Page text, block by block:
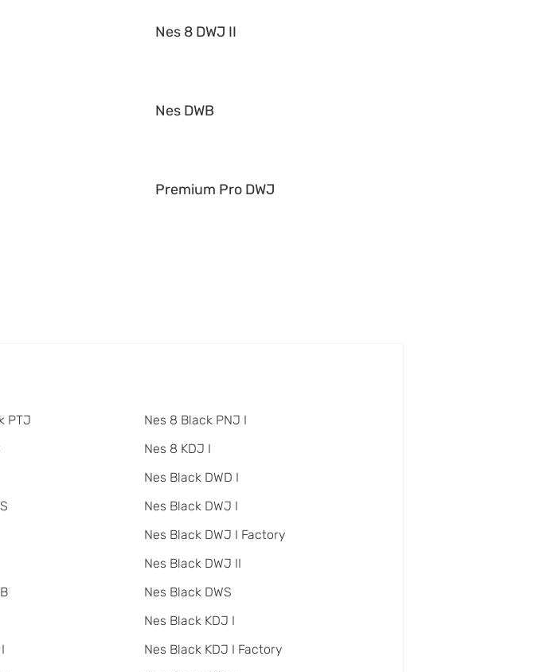
Nes 8 DWJ II
Nes DWB
Premium Pro DWJ
PTJ
Nes 8 Black PNJ I
Nes 8 KDJ I
Nes Black DWD I
Nes Black DWJ I
Nes Black DWJ I Factory
Nes Black DWJ II
Nes Black DWS
Nes Black KDJ I
Nes Black KDJ I Factory